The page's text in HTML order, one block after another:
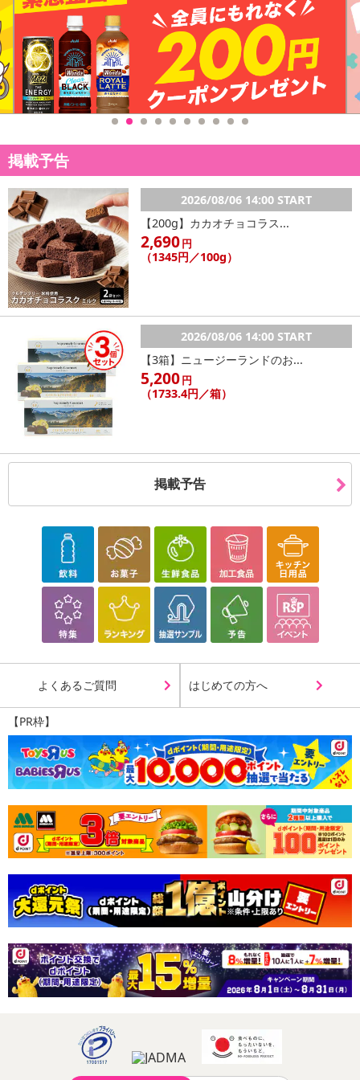
掲載予告
2026/08/06 14:00 START
【200g】カカオチョコラス...
2,690円
（1345円／100g）
2026/08/06 14:00 START
【3箱】ニュージーランドのお...
5,200円
（1733.4円／箱）
掲載予告
よくあるご質問 はじめての方へ
【PR枠】